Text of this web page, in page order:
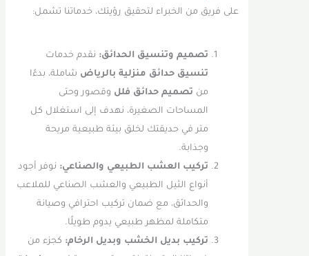
على فريق من الخبراء لتحقيق رؤيتك، خدماتنا تشمل:
تصميم وتنسيق الحدائق:نقدم خدمات
تنسيق حدائق منزلية بالرياض شاملة، بدءًا
تصميم حدائق فللوقصور وحتى
المساحات الصغيرة، نهدف إلى استغلال كل
متر في حديقتك لخلق بيئة طبيعية مريحة
وجذابة.
تركيب العشب الطبيعي والصناعي:نوفر أجود
أنواع الثيل الطبيعي والعشب الصناعي للملاعب
والحدائق، مع ضمان تركيب احترافي وصيانة
متكاملة لمظهر طبيعي يدوم طويلًا.
تركيب بديل الخشب وبديل الرخام:كجزء من